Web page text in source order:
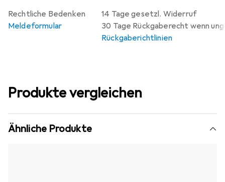
14 Tage gesetzl. Widerruf
30 Tage Rückgaberecht wenn
Rückgaberichtlinien
Rechtliche Bedenken
Meldeformular
Produkte vergleichen
Ähnliche Produkte